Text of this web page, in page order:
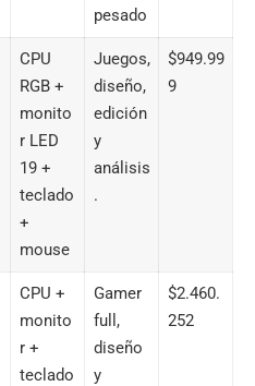
pesado
CPU
RGB +
monito
r LED
19 +
teclado
+
mouse
Juegos,
diseño,
edición
y
análisis
.
$949.99
9
CPU +
monito
r +
teclado
Gamer
full,
diseño
y
$2.460.
252